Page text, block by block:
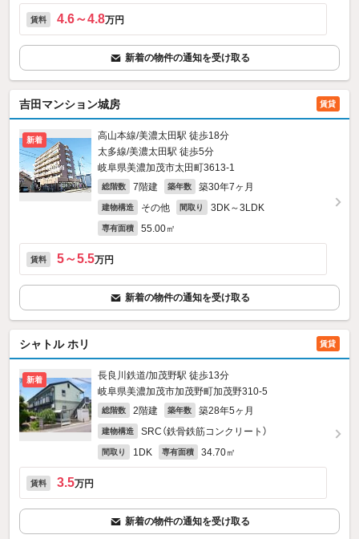
賃料 4.6～4.8万円
新着の物件の通知を受け取る
吉田マンション城房 賃貸
新着
高山本線/美濃太田駅 徒歩18分
太多線/美濃太田駅 徒歩5分
岐阜県美濃加茂市太田町3613‐1
総階数 7階建 築年数 築30年7ヶ月
建物構造 その他 間取り 3DK～3LDK
専有面積 55.00㎡
賃料 5～5.5万円
新着の物件の通知を受け取る
シャトル ホリ 賃貸
新着
長良川鉄道/加茂野駅 徒歩13分
岐阜県美濃加茂市加茂野町加茂野310‐5
総階数 2階建 築年数 築28年5ヶ月
建物構造 SRC（鉄骨鉄筋コンクリート）
間取り 1DK 専有面積 34.70㎡
賃料 3.5万円
新着の物件の通知を受け取る